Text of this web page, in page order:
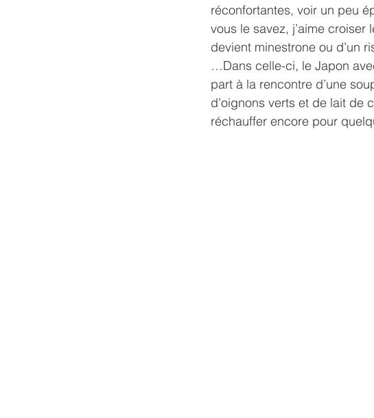
réconfortantes, voir un peu
vous le savez, j’aime
devient minestrone ou d’un
…Dans celle-ci, le Japon
part à la rencontre d’une
d’oignons verts et de lait de
réchauffer encore pour